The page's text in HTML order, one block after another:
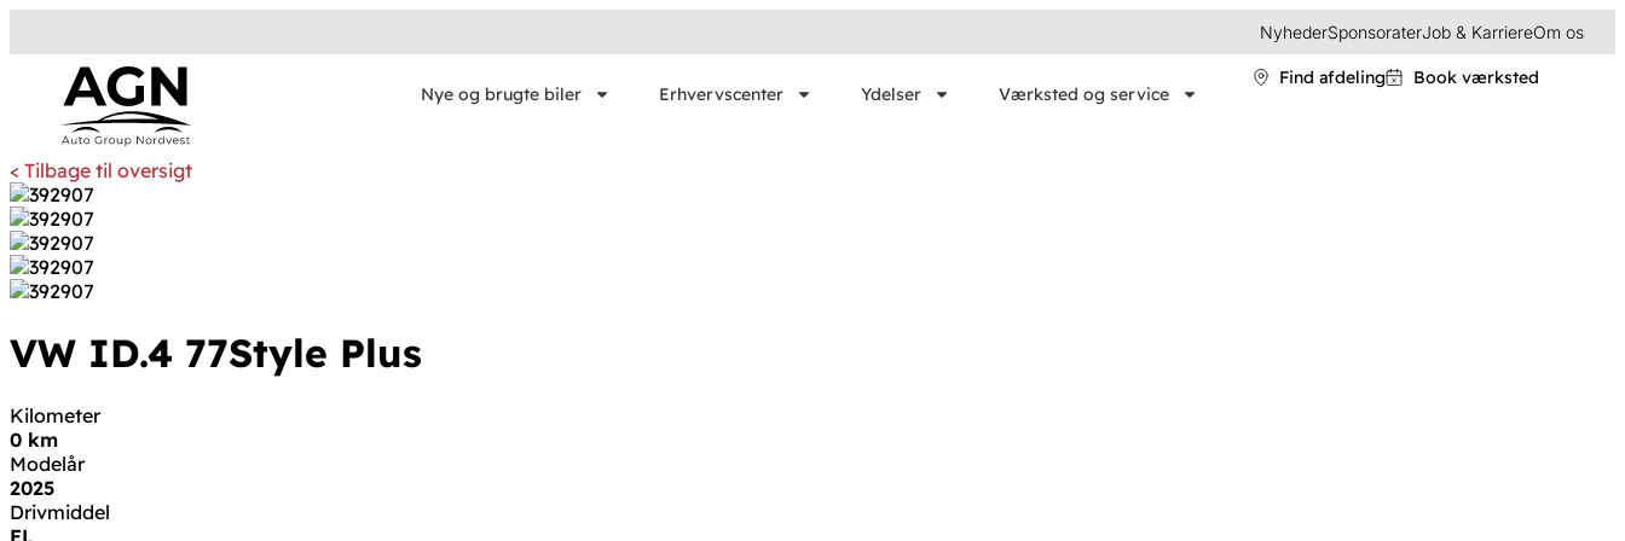
NyhederSponsoraterJob & KarriereOm os
Nye og brugte biler Erhvervscenter Ydelser Værksted og service
Find afdeling Book værksted
< Tilbage til oversigt
VW ID.4 77Style Plus
Kilometer
0 km
Modelår
2025
Drivmiddel
EL